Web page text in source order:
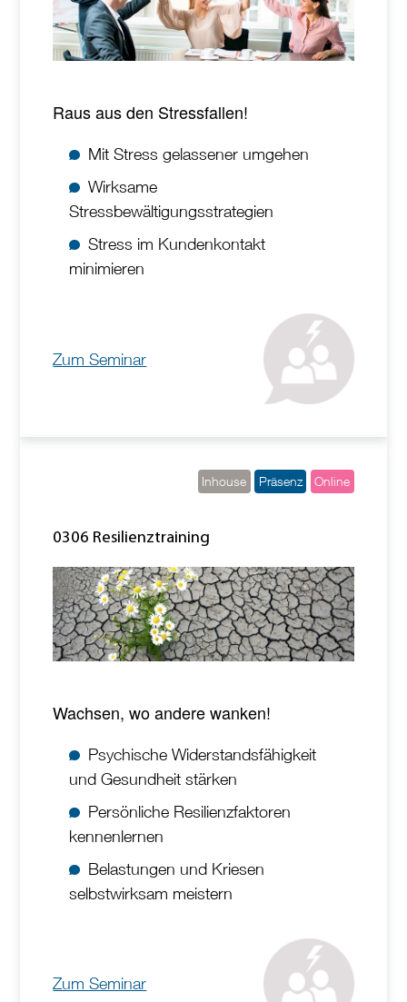
Raus aus den Stressfallen!
Mit Stress gelassener umgehen
Wirksame
Stressbewältigungsstrategien
Stress im Kundenkontakt
minimieren
Zum Seminar
Inhouse Präsenz Online
0306 Resilienztraining
Wachsen, wo andere wanken!
Psychische Widerstandsfähigkeit
und Gesundheit stärken
Persönliche Resilienzfaktoren
kennenlernen
Belastungen und Kriesen
selbstwirksam meistern
Zum Seminar